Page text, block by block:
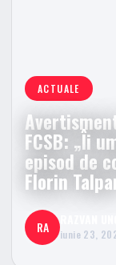
ACTUALE
FCSB: „Îi
episod de
Florin
RA iunie 23,